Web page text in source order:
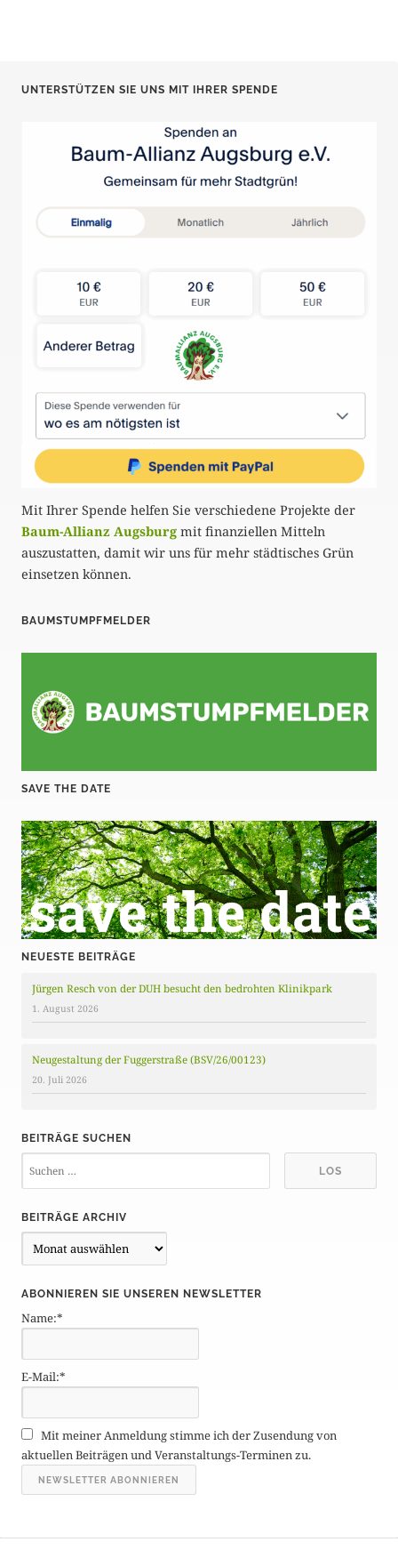
UNTERSTÜTZEN SIE UNS MIT IHRER SPENDE
Mit Ihrer Spende helfen Sie verschiedene Projekte der
Baum-Allianz Augsburg mit finanziellen Mitteln
auszustatten, damit wir uns für mehr städtisches Grün
einsetzen können.
BAUMSTUMPFMELDER
SAVE THE DATE
NEUESTE BEITRÄGE
Jürgen Resch von der DUH besucht den bedrohten Klinikpark
1. August 2026
Neugestaltung der Fuggerstraße (BSV/26/00123)
20. Juli 2026
BEITRÄGE SUCHEN
BEITRÄGE ARCHIV
e
t
r
g
e
r
c
h
v
ABONNIEREN SIE UNSEREN NEWSLETTER
Name:*
E-Mail:*
Mit meiner Anmeldung stimme ich der Zusendung von
aktuellen Beiträgen und Veranstaltungs-Terminen zu.